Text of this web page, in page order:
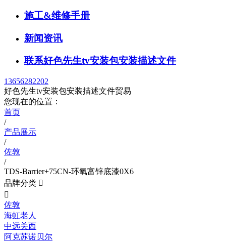
施工&维修手册
新闻资讯
联系好色先生tv安装包安装描述文件
13656282202
好色先生tv安装包安装描述文件贸易
您现在的位置：
首页
/
产品展示
/
佐敦
/
TDS-Barrier+75CN-环氧富锌底漆0X6
品牌分类 

佐敦
海虹老人
中远关西
阿克苏诺贝尔